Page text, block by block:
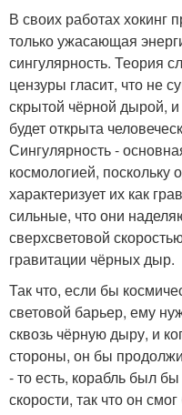
В своих работах хокинг
только ужасающая
сингулярность. Теория
цензуры гласит, что не
скрытой чёрной дырой, и
будет открыта
Сингулярность -
космологией,
характеризует их как
сильные, что они
сверхсветовой
гравитации чёрных дыр.
Так что, если бы
световой барьер, ему
сквозь чёрную дыру, и
стороны, он бы
- то есть, корабль был
скорости, так что он